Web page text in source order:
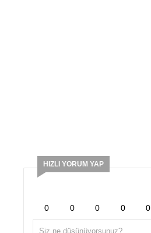
HIZLI YORUM YAP
0 0 0 0 0